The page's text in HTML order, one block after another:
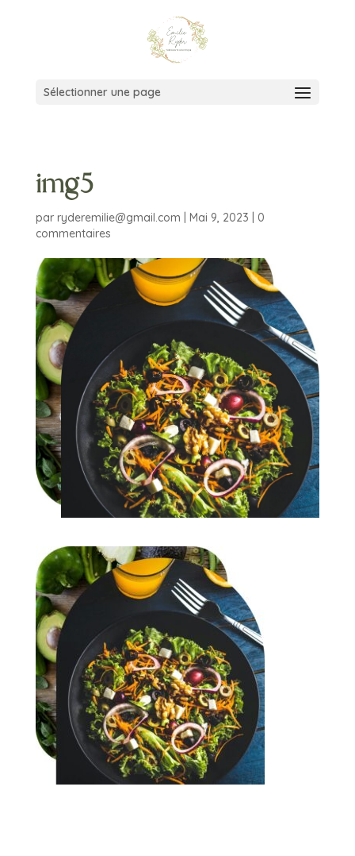
Sélectionner une page
img5
par ryderemilie@gmail.com Mai 9, 2023
0
commentaires